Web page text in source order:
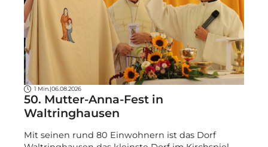
1 Min. |06.08.2026
50. Mutter-Anna-Fest in
Waltringhausen
Mit seinen rund 80 Einwohnern ist das Dorf